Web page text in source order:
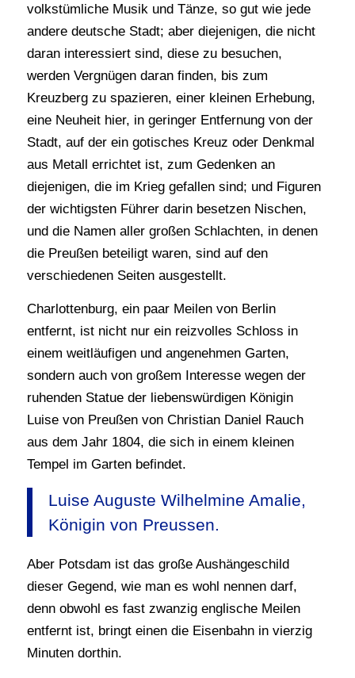
volkstümliche Musik und Tänze, so gut wie jede
andere deutsche Stadt; aber diejenigen, die nicht
daran interessiert sind, diese zu besuchen,
werden Vergnügen daran finden, bis zum
Kreuzberg zu spazieren, einer kleinen Erhebung,
eine Neuheit hier, in geringer Entfernung von der
Stadt, auf der ein gotisches Kreuz oder Denkmal
aus Metall errichtet ist, zum Gedenken an
diejenigen, die im Krieg gefallen sind; und Figuren
der wichtigsten Führer darin besetzen Nischen,
und die Namen aller großen Schlachten, in denen
die Preußen beteiligt waren, sind auf den
verschiedenen Seiten ausgestellt.
Charlottenburg, ein paar Meilen von Berlin
entfernt, ist nicht nur ein reizvolles Schloss in
einem weitläufigen und angenehmen Garten,
sondern auch von großem Interesse wegen der
ruhenden Statue der liebenswürdigen Königin
Luise von Preußen von Christian Daniel Rauch
aus dem Jahr 1804, die sich in einem kleinen
Tempel im Garten befindet.
Luise Auguste Wilhelmine Amalie,
Königin von Preussen.
Aber Potsdam ist das große Aushängeschild
dieser Gegend, wie man es wohl nennen darf,
denn obwohl es fast zwanzig englische Meilen
entfernt ist, bringt einen die Eisenbahn in vierzig
Minuten dorthin.